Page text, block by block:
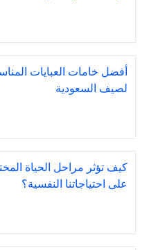
أفضل خامات العبايات
لصيف السعودية
كيف تؤثر مراحل الحياة
على احتياجاتنا النفسية؟